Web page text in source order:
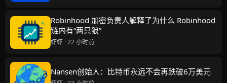
Robinhood 加密负责人解释了为什么 Robinhood
链内有“两只狼”
虾虾 · 22 小时前
Nansen创始人：比特币永远不会再跌破6万美元